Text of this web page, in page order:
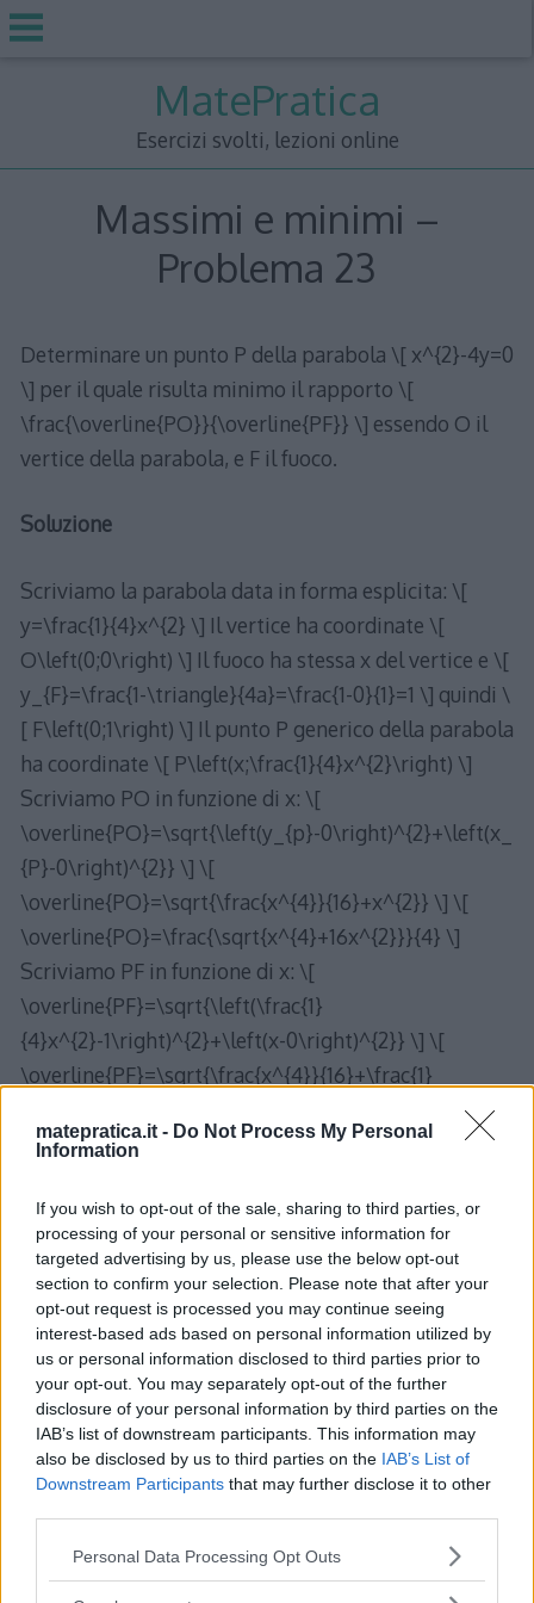
matepratica.it - Do Not Process My Personal
Information
If you wish to opt-out of the sale, sharing to third parties, or
processing of your personal or sensitive information for
targeted advertising by us, please use the below opt-out
section to confirm your selection. Please note that after your
opt-out request is processed you may continue seeing
interest-based ads based on personal information utilized by
us or personal information disclosed to third parties prior to
your opt-out. You may separately opt-out of the further
disclosure of your personal information by third parties on the
IAB’s list of downstream participants. This information may
also be disclosed by us to third parties on the IAB’s List of
Downstream Participants that may further disclose it to other
Please note that this website/app uses one or more Google
Personal Data Processing Opt Outs
MatePratica
Esercizi svolti, lezioni online
Massimi e minimi –
Problema 23
Determinare un punto P della parabola \[ x^{2}-4y=0
\] per il quale risulta minimo il rapporto \[
\frac{\overline{PO}}{\overline{PF}} \] essendo O il
vertice della parabola, e F il fuoco.
Soluzione
Scriviamo la parabola data in forma esplicita: \[
y=\frac{1}{4}x^{2} \] Il vertice ha coordinate \[
O\left(0;0\right) \] Il fuoco ha stessa x del vertice e \[
y_{F}=\frac{1-\triangle}{4a}=\frac{1-0}{1}=1 \] quindi \
[ F\left(0;1\right) \] Il punto P generico della parabola
ha coordinate \[ P\left(x;\frac{1}{4}x^{2}\right) \]
Scriviamo PO in funzione di x: \[
\overline{PO}=\sqrt{\left(y_{p}-0\right)^{2}+\left(x_
{P}-0\right)^{2}} \] \[
\overline{PO}=\sqrt{\frac{x^{4}}{16}+x^{2}} \] \[
\overline{PO}=\frac{\sqrt{x^{4}+16x^{2}}}{4} \]
Scriviamo PF in funzione di x: \[
\overline{PF}=\sqrt{\left(\frac{1}
{4}x^{2}-1\right)^{2}+\left(x-0\right)^{2}} \] \[
\overline{PF}=\sqrt{\frac{x^{4}}{16}+\frac{1}
\overline{PF}=\frac{\sqrt{x^{4}+8x^{2}+16}}{4} \] Il
f\left(x\right)=\frac{\overline{PO}}
{\overline{PF}}=\sqrt{\frac{x^{4}+16x^{2}}
{x^{4}+8x^{2}+16}} \] Calcoliamo la derivata: \[
f'\left(x\right)=\frac{1}
{2}\cdot\sqrt{\frac{x^{4}+8x^{2}+16}
{x^{4}+16x^{2}}\cdot}\frac{\left(4x^{3}+32x\right)\le
ft(x^{4}+8x^{2}+16\right)-
\left(x^{4}+16x^{2}\right)\left(4x^{3}+16x\right)}
{\left(x^{4}+8x^{2}+16\right)^{2}} \] Facendo i conti
otteniamo \[ f'\left(x\right)=\frac{1}
{2}\cdot\sqrt{\frac{x^{4}+8x^{2}+16}
{x^{4}+16x^{2}}\cdot}\frac{-16x^{5}+60x^{3}+512x}